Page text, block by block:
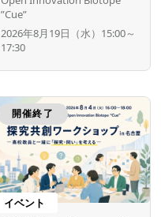
”Cue”
2026年8月19日（水）15:00～
17:30
開催終了
イベント